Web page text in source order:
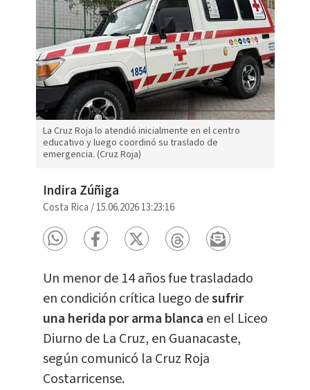
La Cruz Roja lo atendió inicialmente en el centro
educativo y luego coordinó su traslado de
emergencia. (Cruz Roja)
Indira Zúñiga
Costa Rica /15.06.2026 13:23:16
Un menor de 14 años fue trasladado
en condición crítica luego desufrir
una herida por arma blanca en el Liceo
Diurno de La Cruz, en Guanacaste,
según comunicó la Cruz Roja
Costarricense.